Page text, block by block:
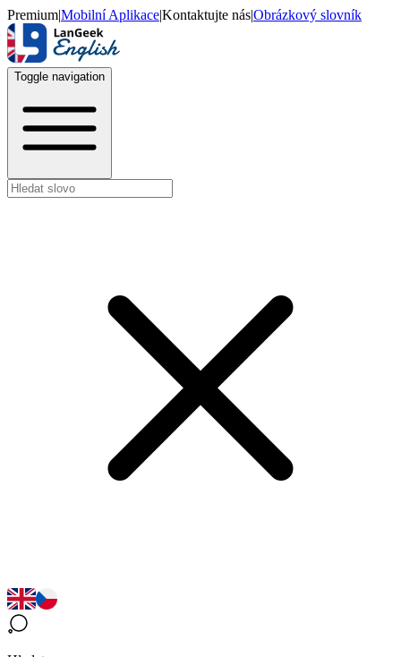
Premium|Mobilní Aplikace|Kontaktujte nás|Obrázkový slovník
Toggle navigation